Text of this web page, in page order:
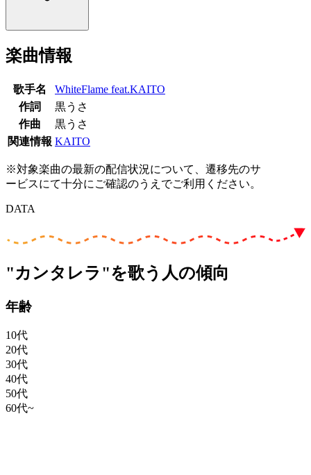
楽曲情報
歌手名
WhiteFlame feat.KAITO
作詞
黒うさ
作曲
黒うさ
関連情報 KAITO
※対象楽曲の最新の配信状況について、遷移先のサ
ービスにて十分にご確認のうえでご利用ください。
DATA
"カンタレラ"を歌う人の傾向
年齢
10代
20代
30代
40代
50代
60代~